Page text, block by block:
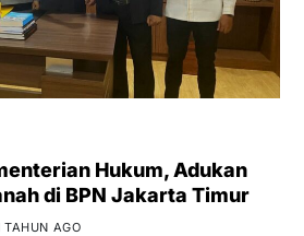
Hukum, Adukan
di BPN Jakarta Timur
TAHUN AGO